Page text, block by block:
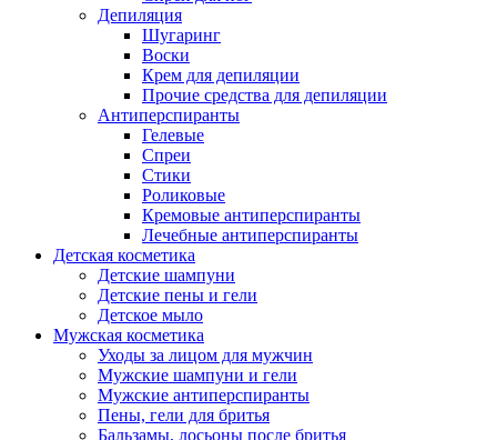
Депиляция
Шугаринг
Воски
Крем для депиляции
Прочие средства для депиляции
Антиперспиранты
Гелевые
Спреи
Стики
Роликовые
Кремовые антиперспиранты
Лечебные антиперспиранты
Детская косметика
Детские шампуни
Детские пены и гели
Детское мыло
Мужская косметика
Уходы за лицом для мужчин
Мужские шампуни и гели
Мужские антиперспиранты
Пены, гели для бритья
Бальзамы, лосьоны после бритья